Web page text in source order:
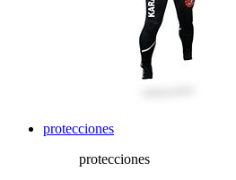
protecciones
protecciones